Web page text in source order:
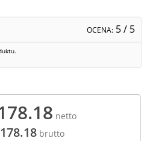
OCENA: 5/ 5
netto
brutto